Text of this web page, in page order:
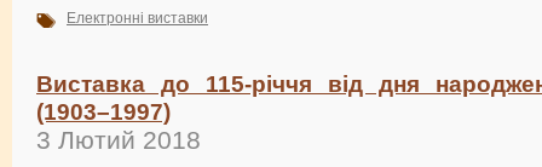
Електронні виставки
Виставка до 115-річчя від дня
(1903–1997)
3 Лютий 2018